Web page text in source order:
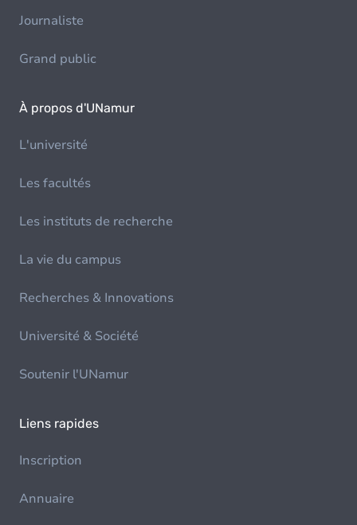
Journaliste
Grand public
À propos d'UNamur
L'université
Les facultés
Les instituts de recherche
La vie du campus
Recherches & Innovations
Université & Société
Soutenir l'UNamur
Liens rapides
Inscription
Annuaire